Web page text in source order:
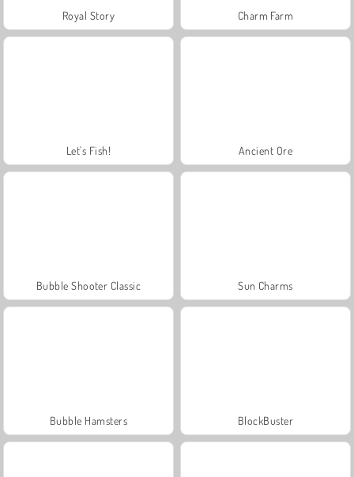
Royal Story Charm Farm
Let's Fish! Ancient Ore
Bubble Shooter Classic Sun Charms
Bubble Hamsters BlockBuster